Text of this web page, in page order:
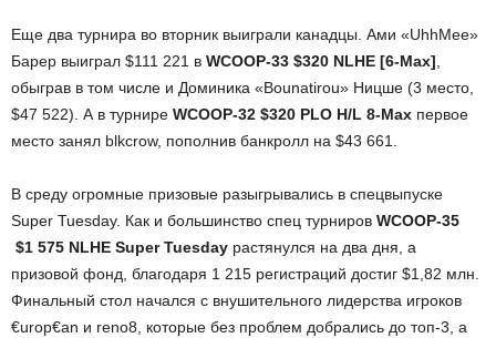
Еще два турнира во вторник выиграли канадцы. Ами «UhhMee»
Барер выиграл $111 221 в WCOOP-33 $320 NLHE [6-Max],
обыграв в том числе и Доминика «Bounatirou» Ницше (3 место,
$47 522). А в турнире WCOOP-32 $320 PLO H/L 8-Max первое
место занял blkcrow, пополнив банкролл на $43 661.
В среду огромные призовые разыгрывались в спецвыпуске
Super Tuesday. Как и большинство спец турниров WCOOP-35
$1 575 NLHE Super Tuesday растянулся на два дня, а
призовой фонд, благодаря 1 215 регистраций достиг $1,82 млн.
Финальный стол начался с внушительного лидерства игроков
€urop€an и reno8, которые без проблем добрались до топ-3, а